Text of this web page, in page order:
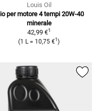
Louis Oil
per motore 4 tempi 20W-40
minerale
42,99 €1
(1 L = 10,75 €1 )